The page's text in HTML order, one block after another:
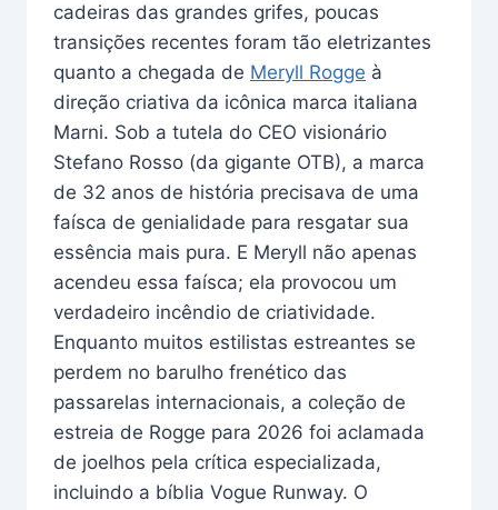
cadeiras das grandes grifes, poucas
transições recentes foram tão eletrizantes
quanto a chegada de Meryll Rogge à
direção criativa da icônica marca italiana
Marni. Sob a tutela do CEO visionário
Stefano Rosso (da gigante OTB), a marca
de 32 anos de história precisava de uma
faísca de genialidade para resgatar sua
essência mais pura. E Meryll não apenas
acendeu essa faísca; ela provocou um
verdadeiro incêndio de criatividade.
Enquanto muitos estilistas estreantes se
perdem no barulho frenético das
passarelas internacionais, a coleção de
estreia de Rogge para 2026 foi aclamada
de joelhos pela crítica especializada,
incluindo a bíblia Vogue Runway. O